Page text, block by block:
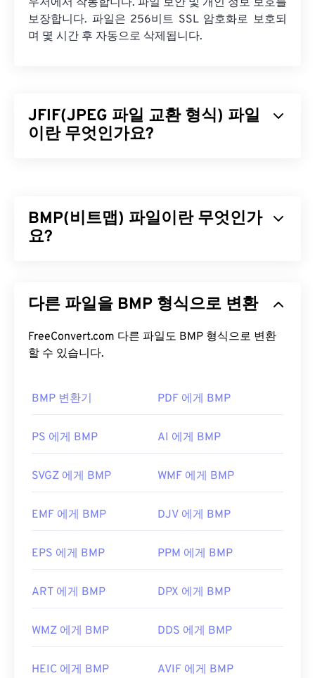
우저에서 작동합니다. 파일 보안 및 개인 정보 보호를
보장합니다. 파일은 256비트 SSL 암호화로 보호되
며 몇 시간 후 자동으로 삭제됩니다.
JFIF(JPEG 파일 교환 형식) 파일
이란 무엇인가요?
로 JFIF 파일의 이름을 이러한 파일 형식으로 변경해
도 파일의 압축 및 구조는 동일하게 유지됩니다.
JFIF 파일을 여는 기본 프로그램은XnView MP이며,
무료이며 여러 플랫폼에서 작동합니다. Microsoft
Windows(윈도우)에서는Adobe Premiere Pro ,
Adobe Media Encoder
JFIF는 최소 파일 형식으로 간주되지만, 이 확장자를
것이 중요합니다. 유일한 차이점은 파일 확장자의 철
일을 JFIF로 저장하는 경우가 있습니다(출처
최초 출시: 1991년
유용한 링크:
맷
BMP(비트맵) 파일이란 무엇인가
요?
스터 그래픽이라는 도트 매트릭스 데이터 구조를 사
로 사진의 디지털 출판에 사용됩니다. 하지만 압축률
이 낮기 때문에 BMP 파일은 일반적으로 크기가 큽니
BMP 파일을 어떻게 여나요?
BMP는 장치에 따라 달라지거나 독립적일 수 있습니
게 열리며, Microsoft 운영 체제와 관련이 있는 경우
가 많습니다. Microsoft와의 연관성에도 불구하고, 장
또는 응용 프로그램에서 열 수 있습니다.
은 다양한 애플리케이션을 사용하여 BMP 파일을 만
들 수 있습니다. BMP를 벡터 기반 이미지로 변환해
BMP 파일을 열 수 있는 다른 애플리케이션으로는
Preview,Apple Photos ColorStrokes등이 있습니
다른 파일을 BMP 형식으로 변환
FreeConvert.com 다른 파일도 BMP 형식으로 변환
할 수 있습니다.
BMP 변환기 PDF 에게 BMP
PS 에게 BMP AI 에게 BMP
SVGZ 에게 BMP WMF 에게 BMP
EMF 에게 BMP DJV 에게 BMP
EPS 에게 BMP PPM 에게 BMP
ART 에게 BMP DPX 에게 BMP
WMZ 에게 BMP DDS 에게 BMP
HEIC 에게 BMP AVIF 에게 BMP